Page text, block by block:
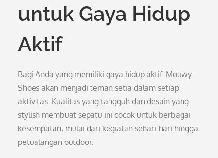
untuk Gaya Hidup
Aktif
Bagi Anda yang memiliki gaya hidup aktif, Mouwy
Shoes akan menjadi teman setia dalam setiap
aktivitas. Kualitas yang tangguh dan desain yang
stylish membuat sepatu ini cocok untuk berbagai
kesempatan, mulai dari kegiatan sehari-hari hingga
petualangan outdoor.